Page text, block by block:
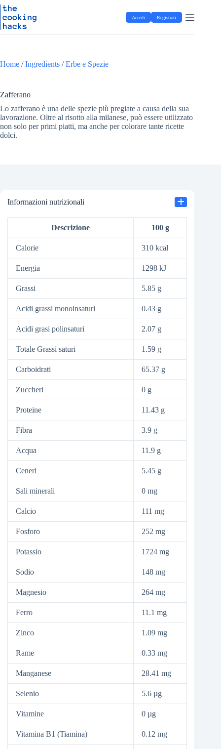
S
t
c
t
n
u
t
o
Salta
al
contenuto
Accedi Registrati
Home /Ingredients /Erbe e Spezie
Zafferano
Lo zafferano è una delle spezie più pregiate a causa della sua
lavorazione. Oltre al risotto alla milanese, può essere utilizzato
non solo per primi piatti, ma anche per colorare tante ricette
dolci.
Informazioni nutrizionali
Descrizione 100 g
Calorie 310 kcal
Energia 1298 kJ
Grassi 5.85 g
Acidi grassi monoinsaturi 0.43 g
Acidi grasi polinsaturi 2.07 g
Totale Grassi saturi 1.59 g
Carboidrati 65.37 g
Zuccheri 0 g
Proteine 11.43 g
Fibra 3.9 g
Acqua 11.9 g
Ceneri 5.45 g
Sali minerali 0 mg
Calcio 111 mg
Fosforo 252 mg
Potassio 1724 mg
Sodio 148 mg
Magnesio 264 mg
Ferro 11.1 mg
Zinco 1.09 mg
Rame 0.33 mg
Manganese 28.41 mg
Selenio 5.6 µg
Vitamine 0 µg
Vitamina B1 (Tiamina) 0.12 mg